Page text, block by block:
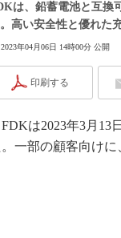
は、鉛蓄電池と互換
高い安全性と優れた
2023年04月06日 14時00分 公開
印刷する
は2023年3月13
一部の顧客向けに